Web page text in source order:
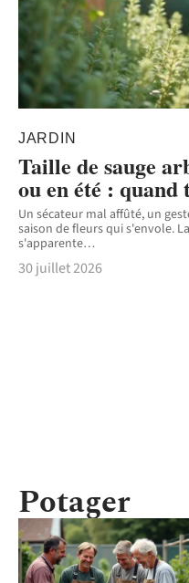
JARDIN
Taille de sauge
ou en été :
Un sécateur mal affûté, un
saison de fleurs qui s'envole.
s'apparente…
30 juillet 2026
Potager